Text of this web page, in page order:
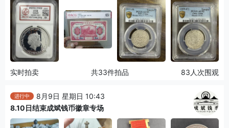
实时拍卖 共33件拍品 83人次围观
进行中
8月9日 星期日 10:43
8.10日结束成斌钱币徽章专场